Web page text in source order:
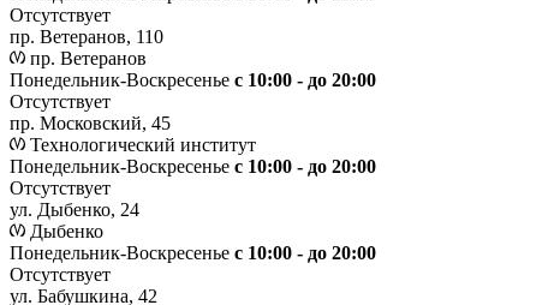
Отсутствует
пр. Ветеранов, 110
пр. Ветеранов
Понедельник-Воскресенье с 10:00 - до 20:00
Отсутствует
пр. Московский, 45
Технологический институт
Понедельник-Воскресенье с 10:00 - до 20:00
Отсутствует
ул. Дыбенко, 24
Дыбенко
Понедельник-Воскресенье с 10:00 - до 20:00
Отсутствует
ул. Бабушкина, 42